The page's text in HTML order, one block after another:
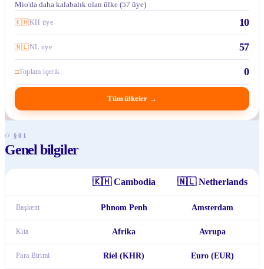
Mio'da daha kalabalık olan ülke (57 üye)
🇰🇭KH üye 10
🇳🇱NL üye 57
□Toplam içerik 0
Tüm ülkeler →
// §01
Genel bilgiler
🇰🇭 Cambodia 🇳🇱 Netherlands
Başkent Phnom Penh Amsterdam
Kıta Afrika Avrupa
Para Birimi Riel (KHR) Euro (EUR)